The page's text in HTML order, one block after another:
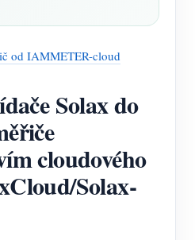
od IAMMETER-cloud
Solax do
cloudového
Solax-